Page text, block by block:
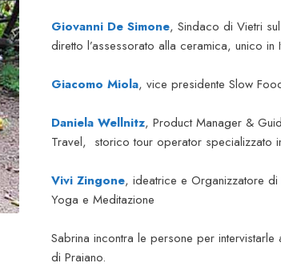
Giovanni De Simone, Sindaco di Vietri
diretto l’assessorato alla ceramica, unico
Giacomo Miola, vice presidente Slow
Daniela Wellnitz, Product Manager &
Travel, storico tour operator specializzato
Vivi Zingone, ideatrice e Organizzatore di
Yoga e Meditazione
Sabrina incontra le persone per intervistarle
di Praiano.